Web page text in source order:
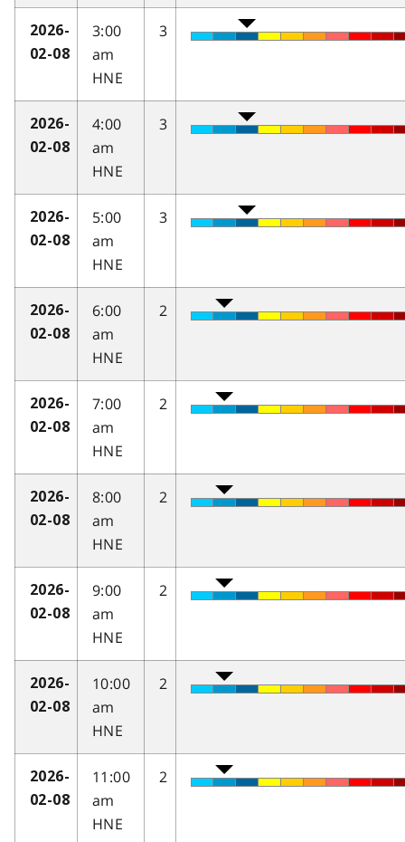
2026-
02-08
3:00
am
HNE
3
2026-
02-08
4:00
am
HNE
3
2026-
02-08
5:00
am
HNE
3
2026-
02-08
6:00
am
HNE
2
2026-
02-08
7:00
am
HNE
2
2026-
02-08
8:00
am
HNE
2
2026-
02-08
9:00
am
HNE
2
2026-
02-08
10:00
am
HNE
2
2026-
02-08
11:00
am
HNE
2